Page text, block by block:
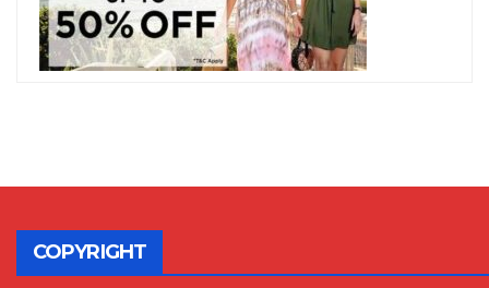
COPYRIGHT